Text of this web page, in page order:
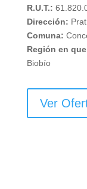
R.U.T.:
Dirección:
Comuna:
Región en
Biobío
Ver